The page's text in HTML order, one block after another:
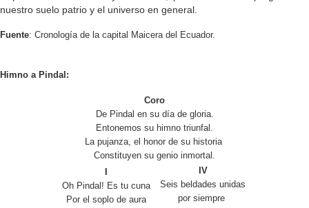
nuestro suelo patrio y el universo en general.
Fuente: Cronología de la capital Maicera del Ecuador.
Himno a Pindal:
Coro
De Pindal en su día de gloria.
Entonemos su himno triunfal.
La pujanza, el honor de su historia
Constituyen su genio inmortal.
Oh Pindal! Es tu cuna
Por el soplo de aura
IV
Seis beldades unidas
por siempre